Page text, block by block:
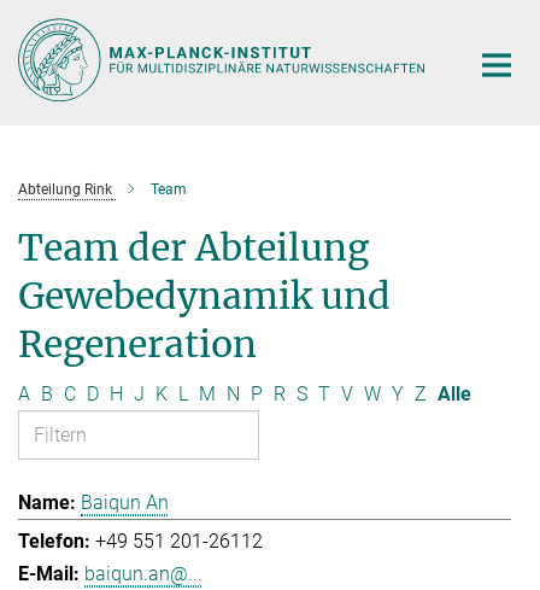
Hauptinhalt
Abteilung Rink Team
Team der Abteilung
Gewebedynamik und
Regeneration
A B C D H J K L M N P R S T V W Y Z Alle
Baiqun An
+49 551 201-26112
baiqun.an@...